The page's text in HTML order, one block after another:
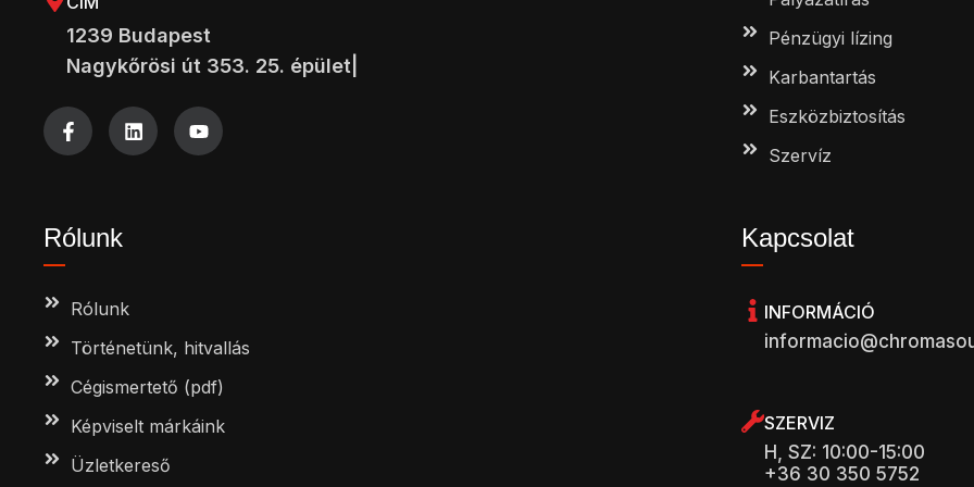
1239 Budapest
Nagykőrösi út 353. 25. épület|
Pénzügyi lízing
Karbantartás
Eszközbiztosítás
Szervíz
Rólunk
Rólunk
Történetünk, hitvallás
Cégismertető (pdf)
Képviselt márkáink
Üzletkereső
Kapcsolat
INFORMÁCIÓ
SZERVIZ
H, SZ: 10:00-15:00
+36 30 350 5752